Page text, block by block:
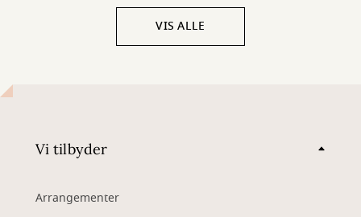
VIS ALLE
Vi tilbyder
Arrangementer